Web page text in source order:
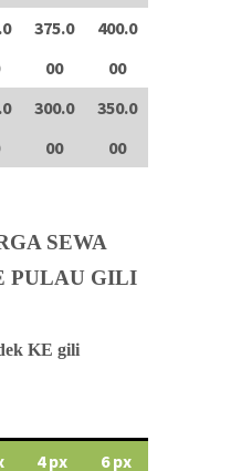
375.0
00
400.0
00
300.0
00
350.0
00
SEWA
PULAU GILI
KE gili
4 px 6 px